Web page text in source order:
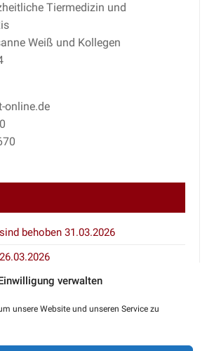
verwalten
unsere Website und unseren Service zu
Tiermedizin und
Weiß und Kollegen
online.de
behoben 31.03.2026